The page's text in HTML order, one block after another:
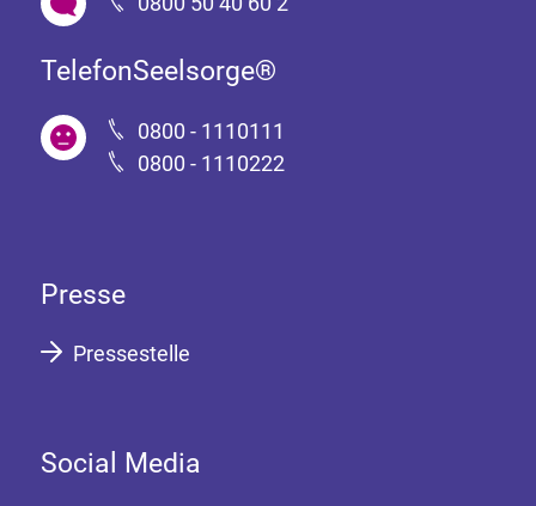
TelefonSeelsorge®
0800 - 1110111
0800 - 1110222
Presse
Pressestelle
Social Media